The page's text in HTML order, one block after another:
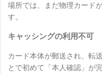
場所では、まだ物理カード
す。
キャッシングの利用不可
カード本体が郵送され、転
とで初めて「本人確認」が